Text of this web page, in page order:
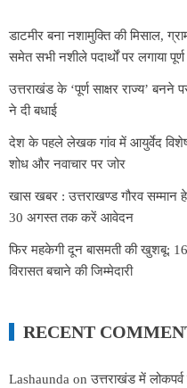
डाटमीर बना नशामुक्ति की मिसाल,
समेत सभी नशीले पदार्थों पर लगाया
उत्तराखंड के ‘पूर्ण साक्षर राज्य’ बनने
ने दी बधाई
देश के पहले लेखक गांव में आयुर्वेद
शोध और नवाचार पर जोर
खास खबर : उत्तराखण्ड गौरव
30 अगस्त तक करें आवेदन
फिर महकेगी दून बासमती की खुशबू:
विरासत बचाने की जिम्मेदारी
RECENT
Lashaunda onउत्तराखंड में लोकपर्व